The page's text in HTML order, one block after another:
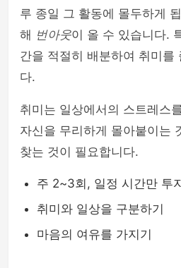
루 종일 그 활동에 몰두하게
해 번아웃이 올 수 있습니다.
간을 적절히 배분하여 취미를
다.
취미는 일상에서의 스트레스
자신을 무리하게 몰아붙이는
찾는 것이 필요합니다.
주 2~3회, 일정 시간만 투
취미와 일상을 구분하기
마음의 여유를 가지기